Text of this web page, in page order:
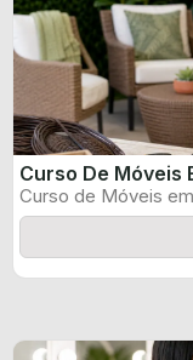
Curso De Móveis
Curso de Móveis
certificado